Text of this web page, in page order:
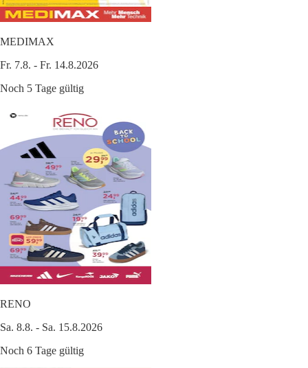
MEDIMAX
Fr. 7.8. - Fr. 14.8.2026
Noch 5 Tage gültig
RENO
Sa. 8.8. - Sa. 15.8.2026
Noch 6 Tage gültig